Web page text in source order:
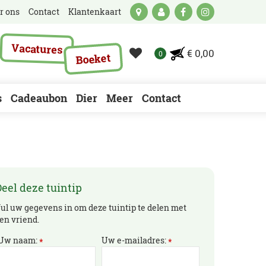
ons Contact Klantenkaart
Vacatures
Boeket € 0,00
Cadeaubon Dier Meer Contact
deze tuintip
uw gegevens in om deze tuintip te delen met
vriend.
naam:* Uw e-mailadres:*